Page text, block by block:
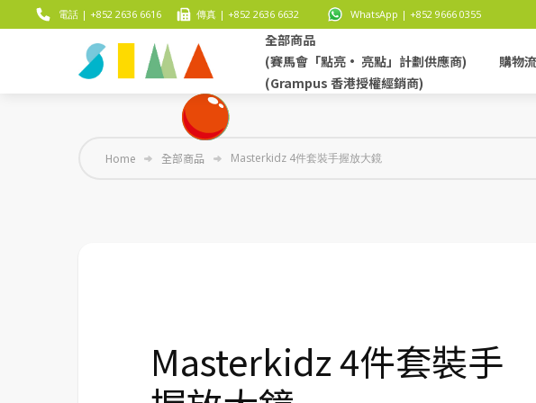
電話 | +852 2636 6616 傳真 | +852 2636 6632 WhatsApp | +852 9666 0355
全部商品
(賽馬會「點亮• 亮點」計劃供應商)
(Grampus 香港授權經銷商)
購物
Home 全部商品 Masterkidz 4件套裝手握放大鏡
Masterkidz 4件套裝手